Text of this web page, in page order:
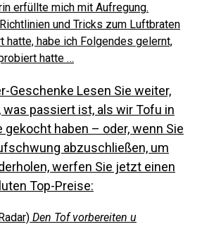
erfüllte mich mit Aufregung.
und Tricks zum Luftbraten
hatte, habe ich Folgendes gelernt,
hatte …
Geschenke Lesen Sie weiter,
passiert ist, als wir Tofu in
haben – oder, wenn Sie
abzuschließen, um
werfen Sie jetzt einen
Top-Preise:
Den Tof vorbereiten u